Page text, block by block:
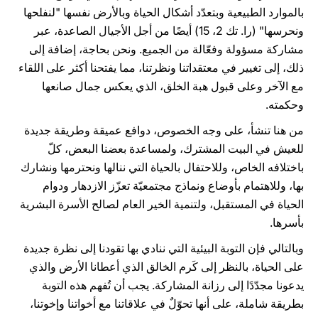
بالموارد الطبيعية وبتعدّد أشكال الحياة وبالأرض نفسها "لنفلحها
ونحرسها" (را. تك 2، 15) أيضًا من أجل الأجيال الصاعدة، عبر
مشاركة مسؤولة وفعّالة من الجميع. ونحن بحاجة، إضافة إلى
ذلك، إلى تغيير في معتقداتنا ونظرتنا، مما يفتحنا أكثر على اللقاء
مع الآخر وعلى قبول هبة الخلق، الذي يعكس جمال صانعها
وحكمته.
من هنا تنشأ، على وجه الخصوص، دوافع عميقة وطريقة جديدة
للعيش في البيت المشترك، ولمساعدة بعضنا البعض، كلّ
باختلافه الخاص، وللاحتفال بالحياة التي ننالها ونحترمها ونشارك
بها، وللاهتمام بأوضاع ونماذج مجتمعيّة تعزّز الازدهار ودوام
الحياة في المستقبل، ولتنمية الخير العام لصالح الأسرة البشرية
بأسرها.
وبالتالي فإن التوبة البيئية التي ننادي بها تقودنا إلى نظرة جديدة
على الحياة، بالنظر إلى كَرم الخالق الذي أعطانا الأرض والذي
يدعونا مجدّدًا إلى رزانة المشاركة. يجب أن تُفهم هذه التوبة
بطريقة شاملة، على أنها تحوّلٌ في علاقاتنا مع أخواتنا وإخوتنا،